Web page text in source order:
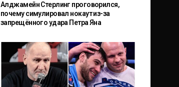
Алджамейн Стерлинг проговорился,
почему симулировал нокаут из-за
запрещённого удара Петра Яна